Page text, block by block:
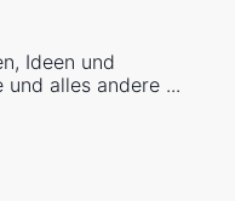
Ideen und
alles andere ...